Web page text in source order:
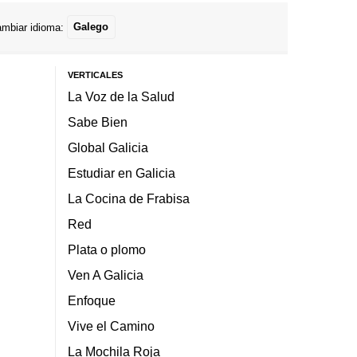
idioma: Galego
VERTICALES
La Voz de la Salud
Sabe Bien
Global Galicia
Estudiar en Galicia
La Cocina de Frabisa
Red
Plata o plomo
Ven A Galicia
Enfoque
Vive el Camino
La Mochila Roja